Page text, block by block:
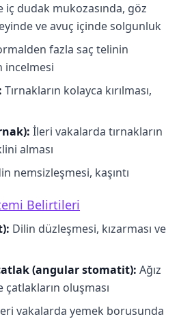
iç dudak mukozasında, göz
ve avuç içinde solgunluk
fazla saç telinin
incelmesi
Tırnakların kolayca kırılması,
İleri vakalarda tırnakların
alması
nemsizleşmesi, kaşıntı
Belirtileri
Dilin düzleşmesi, kızarması ve
(angular stomatit): Ağız
oluşması
vakalarda yemek borusunda